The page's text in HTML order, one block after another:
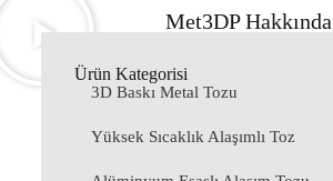
Met3DP Hakkında
Ürün Kategorisi
3D Baskı Metal Tozu
Yüksek Sıcaklık Alaşımlı Toz